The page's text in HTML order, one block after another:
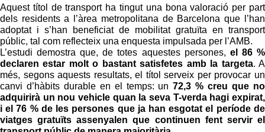
Aquest títol de transport ha tingut una bona valoració per part
dels residents a l’àrea metropolitana de Barcelona que l’han
adoptat i s’han beneficiat de mobilitat gratuïta en transport
públic, tal com reflecteix una enquesta impulsada per l’AMB.
L’estudi demostra que, de totes aquestes persones, el 86 %
declaren estar molt o bastant satisfetes amb la targeta. A
més, segons aquests resultats, el títol serveix per provocar un
canvi d’hàbits durable en el temps: un72,3 % creu que no
adquirirà un nou vehicle quan la seva T-verda hagi expirat,
i el 76 % de les persones que ja han esgotat el període de
viatges gratuïts assenyalen que continuen fent servir el